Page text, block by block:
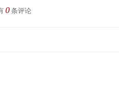
0 条评论